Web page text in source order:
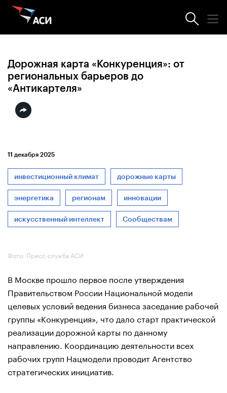
Новости АСИ
Дорожная карта «Конкуренция»: от
региональных барьеров до
«Антикартеля»
11 декабря 2025
инвестиционный климат дорожные карты
энергетика регионам инновации
искусственный интеллект Сообществам
Фото: Пресс-служба АСИ
В Москве прошло первое после утверждения
Правительством России Национальной модели
целевых условий ведения бизнеса заседание рабочей
группы «Конкуренция», что дало старт практической
реализации дорожной карты по данному
направлению. Координацию деятельности всех
рабочих групп Нацмодели проводит Агентство
стратегических инициатив.